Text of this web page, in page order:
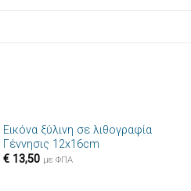
Πρόσθήκη
Εικόνα ξύλινη σε λιθογραφία
Γέννησις 12x16cm
€ 13,50 με ΦΠΑ